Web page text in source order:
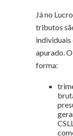
Já no
tributos
individuais
apurado.
forma: